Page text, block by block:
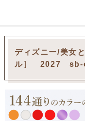
ホーム
商品一覧
女の子ランドセル
ディズニー/美女
ル］ 2027 sb-